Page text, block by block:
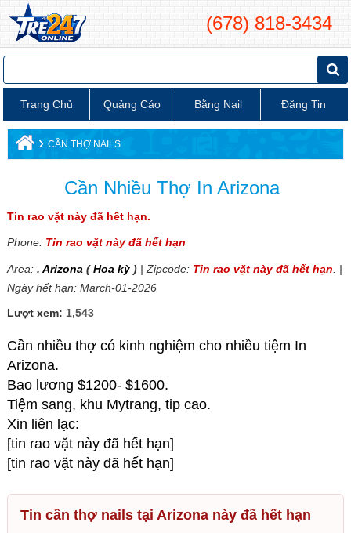
(678) 818-3434
Trang Chủ Quảng Cáo Bằng Nail Đăng Tin
› CẦN THỢ NAILS
Cần Nhiều Thợ In Arizona
Tin rao vặt này đã hết hạn.
Phone: Tin rao vặt này đã hết hạn
Area: , Arizona (Hoa kỳ)| Zipcode: Tin rao vặt này đã hết hạn . |
Ngày hết hạn: March-01-2026
Lượt xem: 1,543
Cần nhiều thợ có kinh nghiệm cho nhiều tiệm In
Arizona.
Bao lương $1200- $1600.
Tiệm sang, khu Mytrang, tip cao.
Xin liên lạc:
[tin rao vặt này đã hết hạn]
[tin rao vặt này đã hết hạn]
Tin cần thợ nails tại Arizona này đã hết hạn